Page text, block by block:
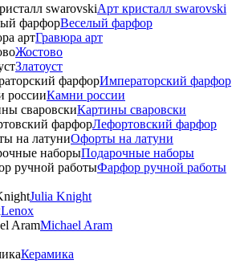
Арт кристалл swarovski
Веселый фарфор
Гравюра арт
Жостово
Златоуст
Императорский фарфор
Камни россии
Картины сваровски
Лефортовский фарфор
Офорты на латуни
Подарочные наборы
Фарфор ручной работы
Julia Knight
Lenox
Michael Aram
Керамика